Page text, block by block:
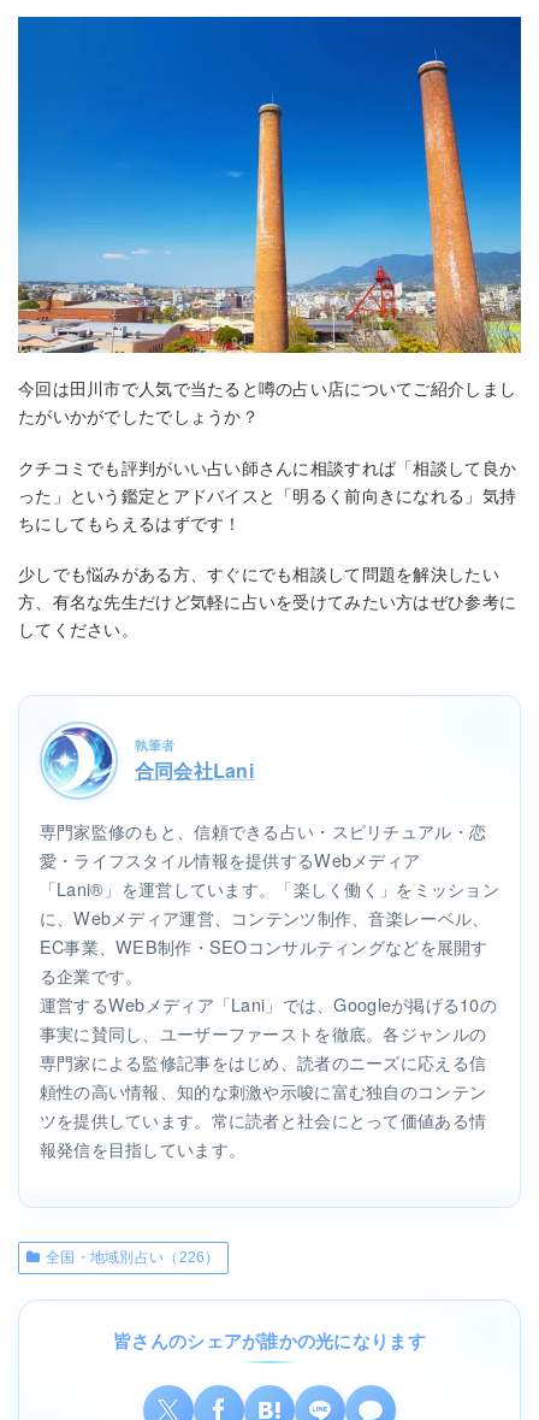
今回は田川市で人気で当たると噂の占い店についてご紹介しまし
たがいかがでしたでしょうか？
クチコミでも評判がいい占い師さんに相談すれば「相談して良か
った」という鑑定とアドバイスと「明るく前向きになれる」気持
ちにしてもらえるはずです！
少しでも悩みがある方、すぐにでも相談して問題を解決したい
方、有名な先生だけど気軽に占いを受けてみたい方はぜひ参考に
してください。
執筆者
合同会社Lani
専門家監修のもと、信頼できる占い・スピリチュアル・恋
愛・ライフスタイル情報を提供するWebメディア
「Lani®」を運営しています。「楽しく働く」をミッション
に、Webメディア運営、コンテンツ制作、音楽レーベル、
EC事業、WEB制作・SEOコンサルティングなどを展開す
る企業です。
運営するWebメディア「Lani」では、Googleが掲げる10の
事実に賛同し、ユーザーファーストを徹底。各ジャンルの
専門家による監修記事をはじめ、読者のニーズに応える信
頼性の高い情報、知的な刺激や示唆に富む独自のコンテン
ツを提供しています。常に読者と社会にとって価値ある情
報発信を目指しています。
全国・地域別占い（226）
皆さんのシェアが誰かの光になります